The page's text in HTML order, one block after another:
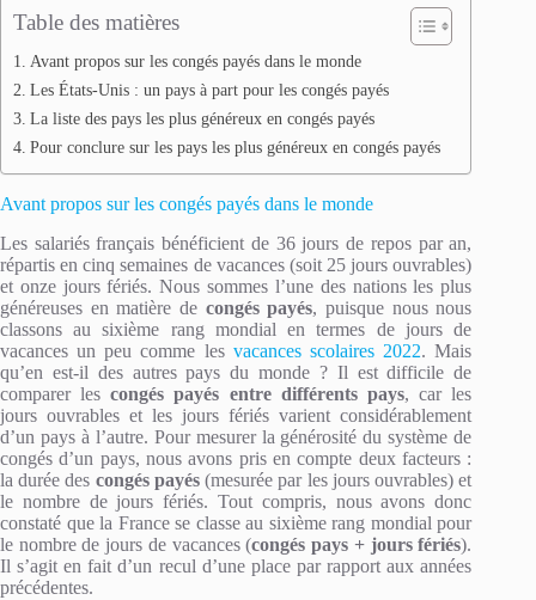
Table des matières
Avant propos sur les congés payés dans le monde
Les États-Unis : un pays à part pour les congés payés
La liste des pays les plus généreux en congés payés
Pour conclure sur les pays les plus généreux en congés payés
Avant propos sur les congés payés dans le monde
Les salariés français bénéficient de 36 jours de repos par an,
répartis en cinq semaines de vacances (soit 25 jours ouvrables)
et onze jours fériés. Nous sommes l’une des nations les plus
généreuses en matière de congés payés, puisque nous nous
classons au sixième rang mondial en termes de jours de
vacances un peu comme les vacances scolaires 2022. Mais
qu’en est-il des autres pays du monde ? Il est difficile de
comparer lescongés payés entre différents pays, car les
jours ouvrables et les jours fériés varient considérablement
d’un pays à l’autre. Pour mesurer la générosité du système de
congés d’un pays, nous avons pris en compte deux facteurs :
la durée des congés payés(mesurée par les jours ouvrables) et
le nombre de jours fériés. Tout compris, nous avons donc
constaté que la France se classe au sixième rang mondial pour
le nombre de jours de vacances (congés pays + jours fériés).
Il s’agit en fait d’un recul d’une place par rapport aux années
précédentes.